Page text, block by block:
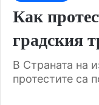
Как
градския
В Страната на
протестите са